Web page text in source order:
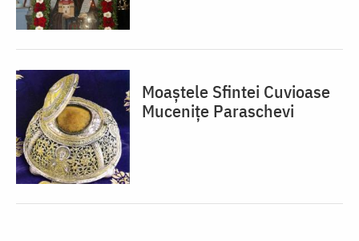
Moaștele Sfintei Cuvioase
Mucenițe Paraschevi